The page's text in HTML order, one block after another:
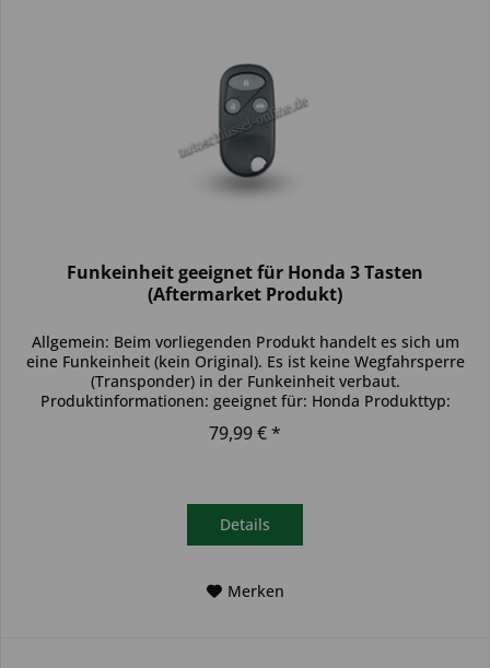
Funkeinheit geeignet für Honda 3 Tasten
(Aftermarket Produkt)
Allgemein: Beim vorliegenden Produkt handelt es sich um
eine Funkeinheit (kein Original). Es ist keine Wegfahrsperre
(Transponder) in der Funkeinheit verbaut.
Produktinformationen: geeignet für: Honda Produkttyp:
79,99 € *
Details
Merken